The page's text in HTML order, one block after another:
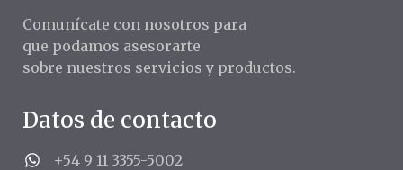
Comunícate con nosotros para
que podamos asesorarte
sobre nuestros servicios y productos.
Datos de contacto
+54 9 11 3355-5002